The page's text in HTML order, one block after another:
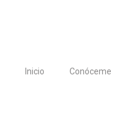
Inicio Conóceme